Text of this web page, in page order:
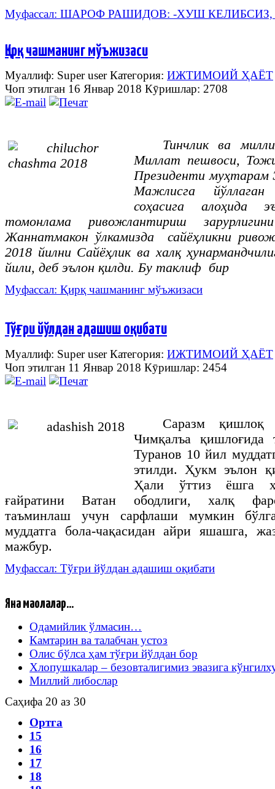
Муфассал: ШАРОФ РАШИДОВ: -ХУШ
Қирқ чашманинг мўъжизаси
Муаллиф: Super userКатегория: ИЖТИМОИЙ ҲАЁТ
Чоп этилган 16 Январ 2018 Кӯришлар: 2708
Тинчлик ва
Миллат пешвоси,
Президенти муҳтарам
Мажлисга
соҳасига алоҳида
томонлама ривожлантириш
Жаннатмакон ўлкамизда сайёҳликни
2018 йилни Сайёҳлик ва халқ
йили, деб эълон қилди. Бу таклиф бир
Муфассал: Қирқ чашманинг мўъжизаси
Тўғри йўлдан адашиш оқибати
Муаллиф: Super userКатегория: ИЖТИМОИЙ ҲАЁТ
Чоп этилган 11 Январ 2018 Кӯришлар: 2454
Саразм қишлоқ
Чимқалъа қишлоғида
Туранов 10 йил
этилди. Ҳукм эълон
Ҳали ўттиз ёшга
ғайратини Ватан ободлиги, халқ
таъминлаш учун сарфлаши мумкин
муддатга бола-чақасидан айри яшашга,
мажбур.
Муфассал: Тўғри йўлдан адашиш оқибати
Яна мақолалар...
Одамийлик ўлмасин…
Камтарин ва талабчан устоз
Олис бўлса ҳам тўғри йўлдан бор
Хлопушкалар – безовталигимиз эвазига
Миллий либослар
Саҳифа 20 аз 30
Ортга
15
16
17
18